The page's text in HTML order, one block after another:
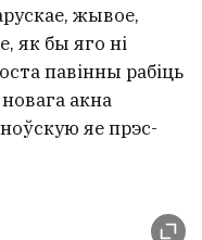
жывое,
як бы яго ні
павінны рабіць
акна
яе прэс-